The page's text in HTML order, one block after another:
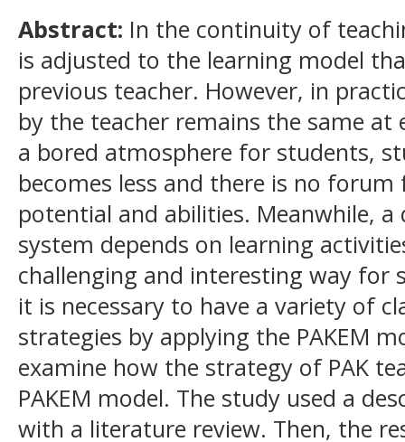
Abstract: In the continuity of
is adjusted to the learning model
previous teacher. However, in
by the teacher remains the same at
a bored atmosphere for students,
becomes less and there is no
potential and abilities. Meanwhile,
system depends on learning
challenging and interesting way for
it is necessary to have a variety of
strategies by applying the PAKEM
examine how the strategy of PAK
PAKEM model. The study used a
with a literature review. Then, the